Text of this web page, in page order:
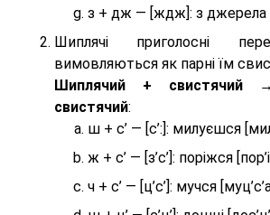
з + дж — [ждж]: з джерела
Шиплячі приголосні
вимовляються як парні їм
Шиплячий + свистячий
свистячий:
ш + с’ — [с’:]: милуєшся
ж + с’ — [з’с’]: поріжся
ч + с’ — [ц’с’]: мучся